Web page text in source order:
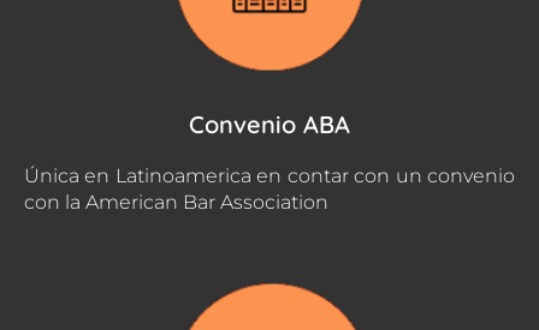
Convenio ABA
Única en Latinoamerica en contar con un convenio
con la American Bar Association